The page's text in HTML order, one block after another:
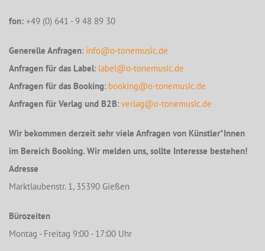
fon: +49 (0) 641 - 9 48 89 30
Generelle Anfragen: info@o-tonemusic.de
Anfragen für das Label: label@o-tonemusic.de
Anfragen für das Booking: booking@o-tonemusic.de
Anfragen für Verlag und B2B: verlag@o-tonemusic.de
Wir bekommen derzeit sehr viele Anfragen von Künstler*Innen
im Bereich Booking. Wir melden uns, sollte Interesse bestehen!
Adresse
Marktlaubenstr. 1, 35390 Gießen
Bürozeiten
Montag - Freitag 9:00 - 17:00 Uhr